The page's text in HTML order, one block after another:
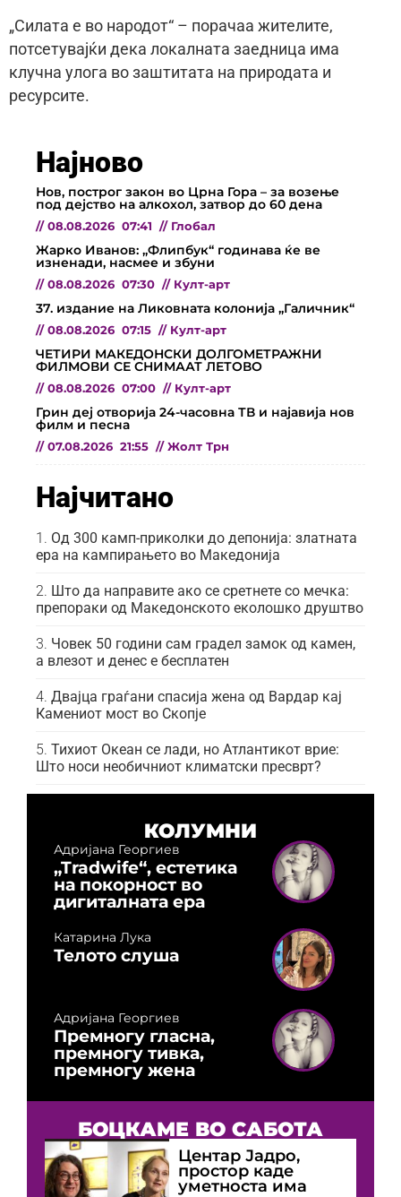
„Силата е во народот“ – порачаа жителите,
потсетувајќи дека локалната заедница има
клучна улога во заштитата на природата и
ресурсите.
Најново
Нов, построг закон во Црна Гора – за возење
под дејство на алкохол, затвор до 60 дена
// 08.08.2026 07:41 // Глобал
Жарко Иванов: „Флипбук“ годинава ќе ве
изненади, насмее и збуни
// 08.08.2026 07:30 // Култ-арт
37. издание на Ликовната колонија „Галичник“
// 08.08.2026 07:15 // Култ-арт
ЧЕТИРИ МАКЕДОНСКИ ДОЛГОМЕТРАЖНИ
ФИЛМОВИ СЕ СНИМААТ ЛЕТОВО
// 08.08.2026 07:00 // Култ-арт
Грин деј отворија 24-часовна ТВ и најавија нов
филм и песна
// 07.08.2026 21:55 // Жолт Трн
Најчитано
Од 300 камп-приколки до депонија: златната
ера на кампирањето во Македонија
Што да направите ако се сретнете со мечка:
препораки од Македонското еколошко друштво
Човек 50 години сам градел замок од камен,
а влезот и денес е бесплатен
Двајца граѓани спасија жена од Вардар кај
Камениот мост во Скопје
Тихиот Океан се лади, но Атлантикот врие:
Што носи необичниот климатски пресврт?
КОЛУМНИ
Адријана Георгиев
„Tradwife“, естетика
на покорност во
дигиталната ера
Катарина Лука
Телото слуша
Адријана Георгиев
Премногу гласна,
премногу тивка,
премногу жена
БОЦКАМЕ ВО САБОТА
Центар Јадро,
простор каде
уметноста има